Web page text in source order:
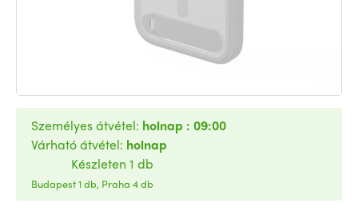
Személyes átvétel: holnap : 09:00
Várható átvétel: holnap
Készleten 1 db
Budapest 1 db, Praha 4 db